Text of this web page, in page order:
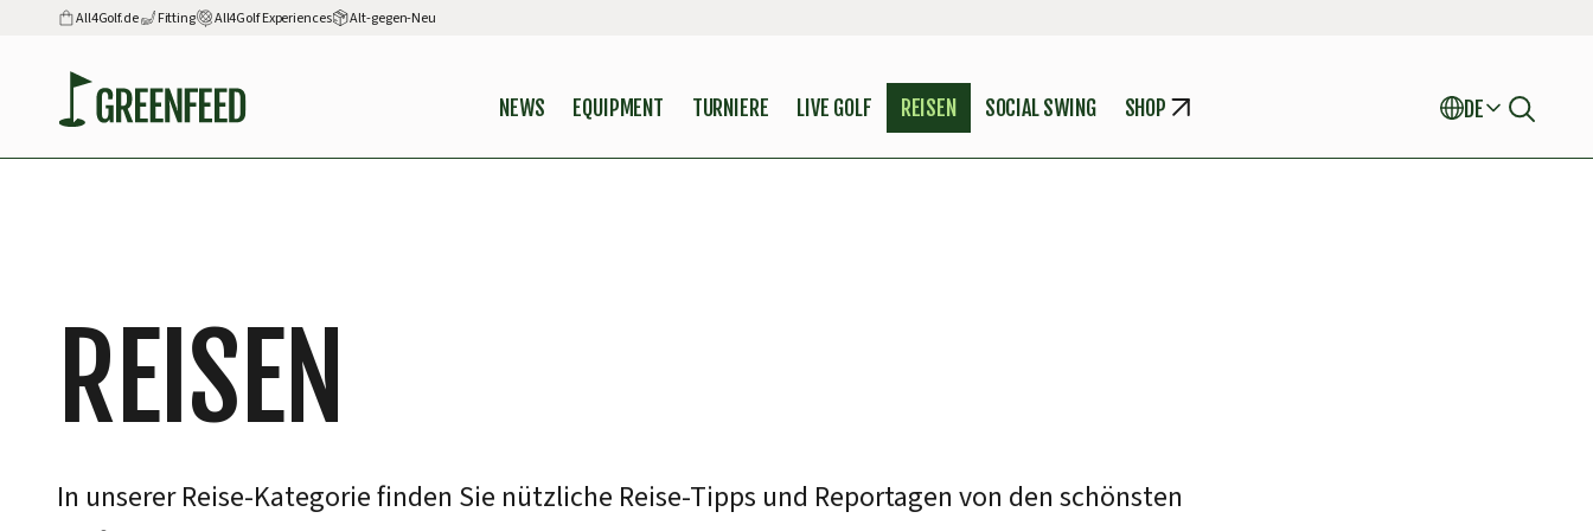
All4Golf.de Fitting All4Golf Experiences Alt-gegen-Neu
NEWS EQUIPMENT TURNIERE LIVE GOLF REISEN SOCIAL SWING SHOP DE
REISEN
In unserer Reise-Kategorie finden Sie nützliche Reise-Tipps und Reportagen von den schönsten